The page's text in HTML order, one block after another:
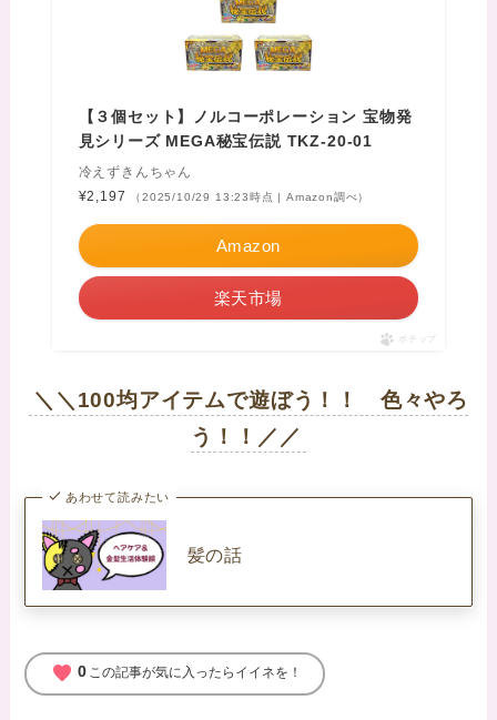
【３個セット】ノルコーポレーション 宝物発
見シリーズ MEGA秘宝伝説 TKZ-20-01
冷えずきんちゃん
¥2,197
（2025/10/29 13:23時点 | Amazon調べ）
Amazon
楽天市場
ポチップ
＼＼100均アイテムで遊ぼう！！ 色々やろ
う！！／／
あわせて読みたい
髪の話
favorite 0 この記事が気に入ったらイイネを！